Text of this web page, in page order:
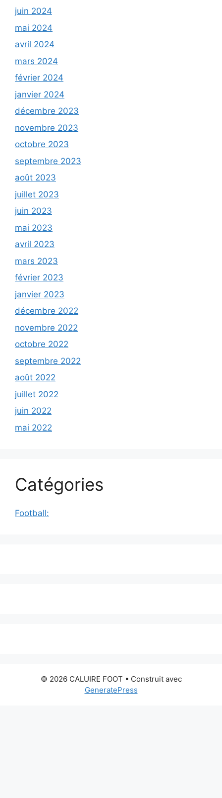
juin 2024
mai 2024
avril 2024
mars 2024
février 2024
janvier 2024
décembre 2023
novembre 2023
octobre 2023
septembre 2023
août 2023
juillet 2023
juin 2023
mai 2023
avril 2023
mars 2023
février 2023
janvier 2023
décembre 2022
novembre 2022
octobre 2022
septembre 2022
août 2022
juillet 2022
juin 2022
mai 2022
Catégories
Football:
© 2026 CALUIRE FOOT • Construit avec
GeneratePress